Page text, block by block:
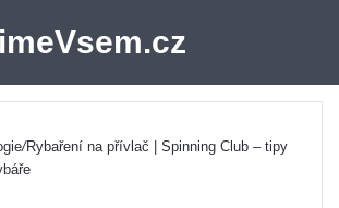
/Rybaření na přívlač | Spinning Club – tipy